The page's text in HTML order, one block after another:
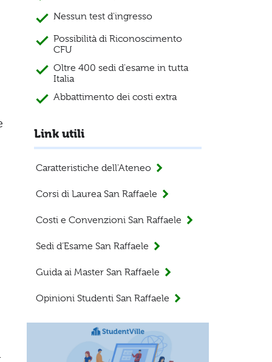
Nessun test d'ingresso
Possibilità di Riconoscimento
CFU
Oltre 400 sedi d'esame in tutta
Italia
Abbattimento dei costi extra
Link utili
Caratteristiche dell'Ateneo
Corsi di Laurea San Raffaele
Costi e Convenzioni San Raffaele
Sedi d’Esame San Raffaele
Guida ai Master San Raffaele
Opinioni Studenti San Raffaele